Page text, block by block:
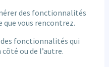
des fonctionnalités
que vous rencontrez.
des fonctionnalités qui
ou de l’autre.